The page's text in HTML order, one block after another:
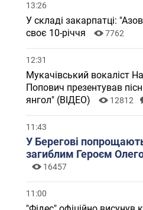
13:26
У складі закарпатці:
своє 10-річчя
7762
12:31
Мукачівський вокаліст
Попович презентував
янгол" (ВІДЕО)
12812
11:43
У Берегові
загиблим Героєм
16457
11:00